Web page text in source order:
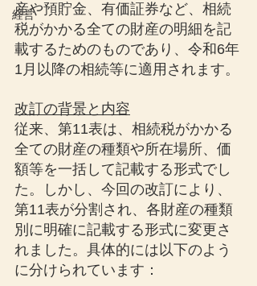
経営
産や預貯金、有価証券など、相続
税がかかる全ての財産の明細を記
載するためのものであり、令和6年
1月以降の相続等に適用されます。
改訂の背景と内容
従来、第11表は、相続税がかかる
全ての財産の種類や所在場所、価
額等を一括して記載する形式でし
た。しかし、今回の改訂により、
第11表が分割され、各財産の種類
別に明確に記載する形式に変更さ
れました。具体的には以下のよう
に分けられています：